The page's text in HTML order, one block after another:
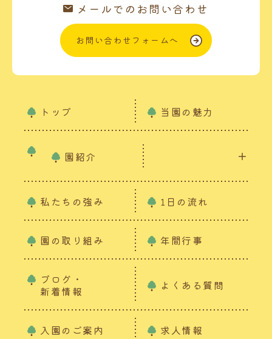
メールでのお問い合わせ
お問い合わせフォームへ
トップ 当園の魅力
園紹介
私たちの強み 1日の流れ
園の取り組み 年間行事
ブログ・
新着情報
よくある質問
入園のご案内 求人情報